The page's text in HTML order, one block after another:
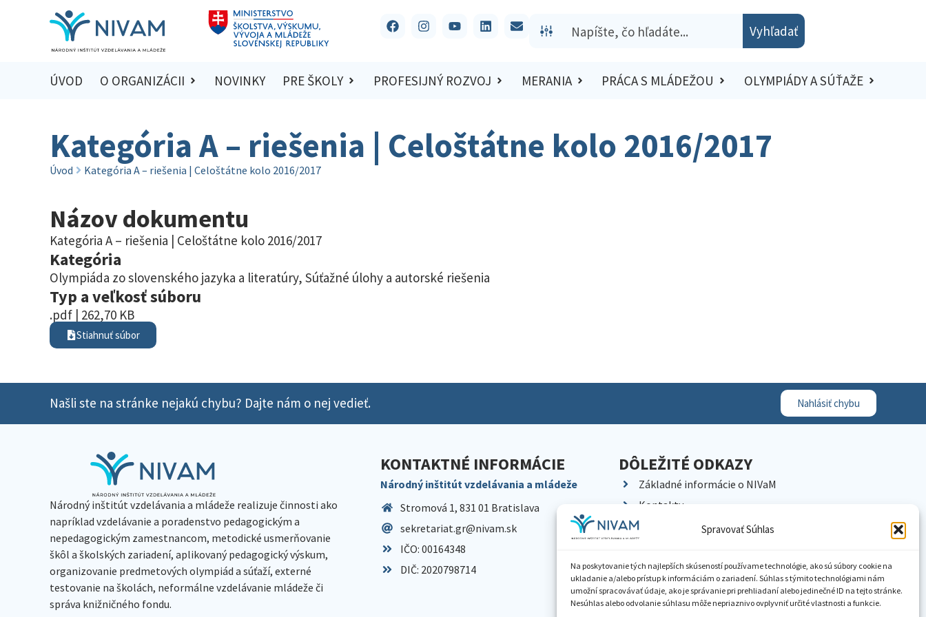
Spravovať Súhlas
Na poskytovanie tých najlepších skúseností používame technológie, ako sú súbory cookie na
ukladanie a/alebo prístup k informáciám o zariadení. Súhlas s týmito technológiami nám
umožní spracovávať údaje, ako je správanie pri prehliadaní alebo jedinečné ID na tejto stránke.
Nesúhlas alebo odvolanie súhlasu môže nepriaznivo ovplyvniť určité vlastnosti a funkcie.
Vyhľadať
ÚVOD O ORGANIZÁCII NOVINKY PRE ŠKOLY PROFESIJNÝ ROZVOJ MERANIA PRÁCA S MLÁDEŽOU OLYMPIÁDY A SÚŤAŽE
Kategória A – riešenia | Celoštátne kolo 2016/2017
Úvod Kategória A – riešenia | Celoštátne kolo 2016/2017
Názov dokumentu
Kategória A – riešenia | Celoštátne kolo 2016/2017
Kategória
Olympiáda zo slovenského jazyka a literatúry, Súťažné úlohy a autorské riešenia
Typ a veľkosť súboru
.pdf | 262,70 KB
Stiahnuť súbor
Našli ste na stránke nejakú chybu? Dajte nám o nej vedieť. Nahlásiť chybu
Národný inštitút vzdelávania a mládeže realizuje činnosti ako
napríklad vzdelávanie a poradenstvo pedagogickým a
nepedagogickým zamestnancom, metodické usmerňovanie
škôl a školských zariadení, aplikovaný pedagogický výskum,
organizovanie predmetových olympiád a súťaží, externé
testovanie na školách, neformálne vzdelávanie mládeže či
správa knižničného fondu.
KONTAKTNÉ INFORMÁCIE
Národný inštitút vzdelávania a mládeže
Stromová 1, 831 01 Bratislava
sekretariat.gr@nivam.sk
IČO: 00164348
DIČ: 2020798714
DÔLEŽITÉ ODKAZY
Základné informácie o NIVaM
Kontakty
Kariéra
Pracoviská NIVaM
Dokumenty inštitúcie
Knižnica